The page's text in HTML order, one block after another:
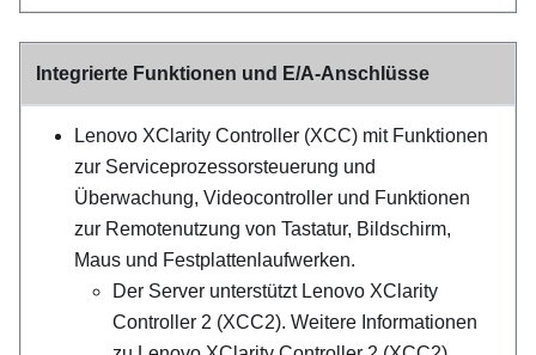
Integrierte Funktionen und E/A-Anschlüsse
Lenovo XClarity Controller (XCC) mit Funktionen
zur Serviceprozessorsteuerung und
Überwachung, Videocontroller und Funktionen
zur Remotenutzung von Tastatur, Bildschirm,
Maus und Festplattenlaufwerken.
Der Server unterstützt Lenovo XClarity
Controller 2 (XCC2). Weitere Informationen